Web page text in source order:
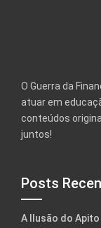
O Guerra da
atuar em
conteúdos
juntos!
Posts
A Ilusão do